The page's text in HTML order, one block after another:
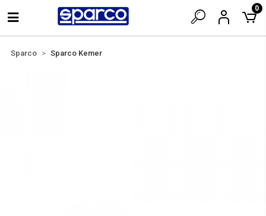
0
Sparco Sparco Kemer